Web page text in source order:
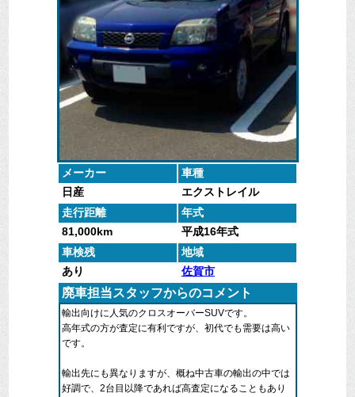
メーカー
車種
日産
エクストレイル
走行距離
年式
81,000km
平成16年式
車検残
地域
あり
佐賀市
廃車担当スタッフからのコメント
輸出向けに人気のクロスオーバーSUVです。
高年式の方が査定に有利ですが、初代でも需要は高い
です。
輸出先にも異なりますが、概ね中古車の輸出の中では
好調で、2台目以降であれば高査定になることもあり